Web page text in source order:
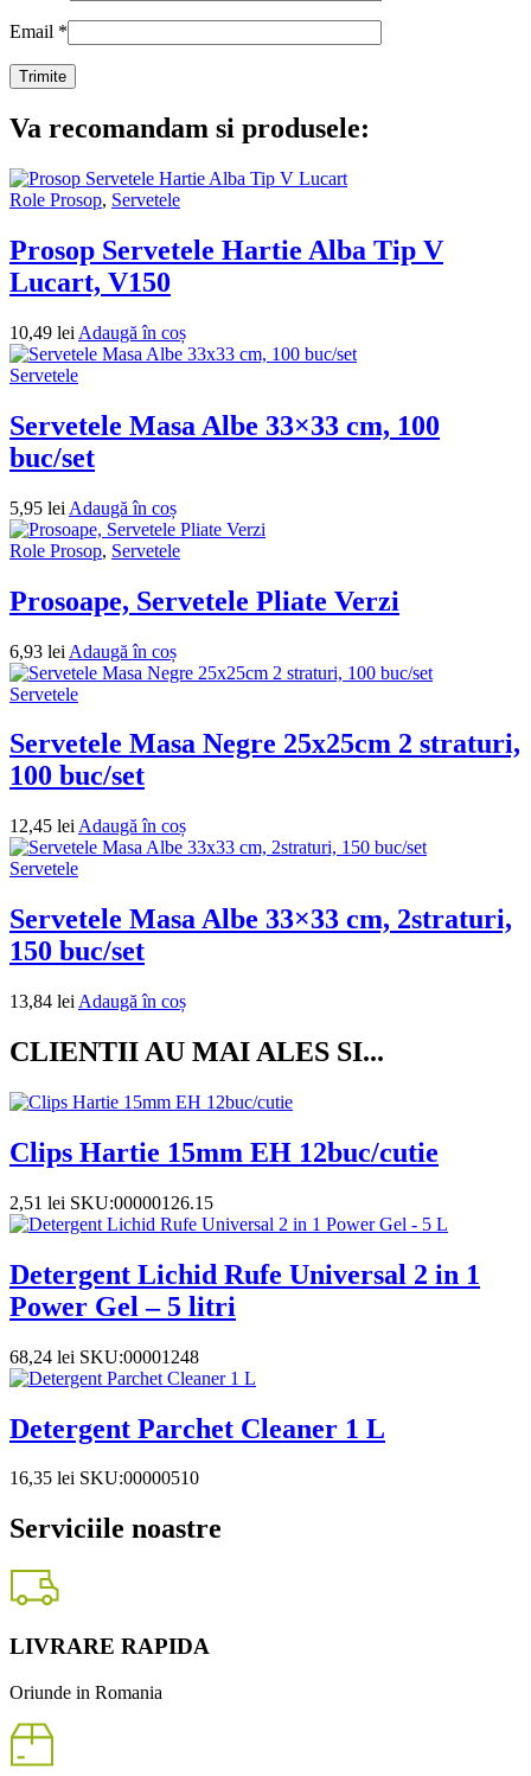
Email *
Va recomandam si produsele:
Role Prosop, Servetele
Prosop Servetele Hartie Alba Tip V
Lucart, V150
10,49 lei Adaugă în coș
Servetele
Servetele Masa Albe 33×33 cm, 100
buc/set
5,95 lei Adaugă în coș
Role Prosop, Servetele
Prosoape, Servetele Pliate Verzi
6,93 lei Adaugă în coș
Servetele
Servetele Masa Negre 25x25cm 2 straturi,
100 buc/set
12,45 lei Adaugă în coș
Servetele
Servetele Masa Albe 33×33 cm, 2straturi,
150 buc/set
13,84 lei Adaugă în coș
CLIENTII AU MAI ALES SI...
Clips Hartie 15mm EH 12buc/cutie
2,51 lei SKU:00000126.15
Detergent Lichid Rufe Universal 2 in 1
Power Gel – 5 litri
68,24 lei SKU:00001248
Detergent Parchet Cleaner 1 L
16,35 lei SKU:00000510
Serviciile noastre
LIVRARE RAPIDA
Oriunde in Romania